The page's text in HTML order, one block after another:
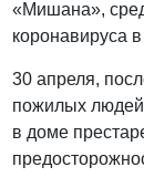
«Мишана»,
коронавируса
30 апреля,
пожилых
в доме